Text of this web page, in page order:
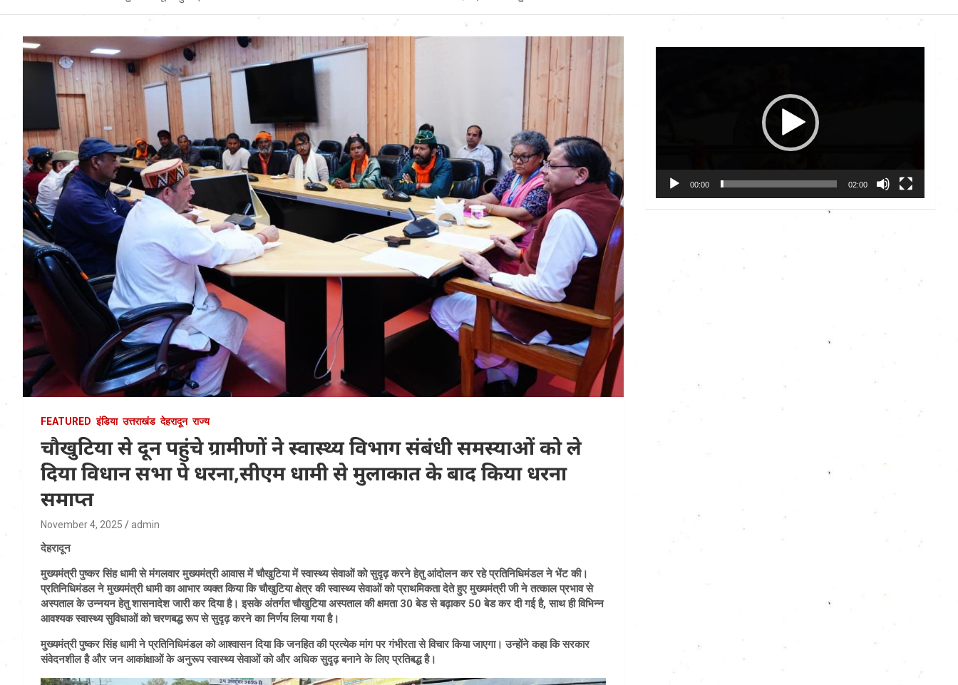
Uttarakhand News in
Hindi
FEATURED इंडिया उत्तराखंड देहरादून राज्य
चौखुटिया से दून पहुंचे ग्रामीणों ने स्वास्थ्य विभाग संबंधी समस्याओं को ले
दिया विधान सभा पे धरना,सीएम धामी से मुलाकात के बाद किया धरना
समाप्त
November 4, 2025 admin
देहरादून
मुख्यमंत्री पुष्कर सिंह धामी से मंगलवार मुख्यमंत्री आवास में चौखुटिया में स्वास्थ्य सेवाओं को सुदृढ़ करने हेतु आंदोलन कर रहे प्रतिनिधिमंडल ने भेंट की।
प्रतिनिधिमंडल ने मुख्यमंत्री धामी का आभार व्यक्त किया कि चौखुटिया क्षेत्र की स्वास्थ्य सेवाओं को प्राथमिकता देते हुए मुख्यमंत्री जी ने तत्काल प्रभाव से
अस्पताल के उन्नयन हेतु शासनादेश जारी कर दिया है। इसके अंतर्गत चौखुटिया अस्पताल की क्षमता 30 बेड से बढ़ाकर 50 बेड कर दी गई है, साथ ही विभिन्न
आवश्यक स्वास्थ्य सुविधाओं को चरणबद्ध रूप से सुदृढ़ करने का निर्णय लिया गया है।
मुख्यमंत्री पुष्कर सिंह धामी ने प्रतिनिधिमंडल को आश्वासन दिया कि जनहित की प्रत्येक मांग पर गंभीरता से विचार किया जाएगा। उन्होंने कहा कि सरकार
संवेदनशील है और जन आकांक्षाओं के अनुरूप स्वास्थ्य सेवाओं को और अधिक सुदृढ़ बनाने के लिए प्रतिबद्ध है।
00:00 02:00